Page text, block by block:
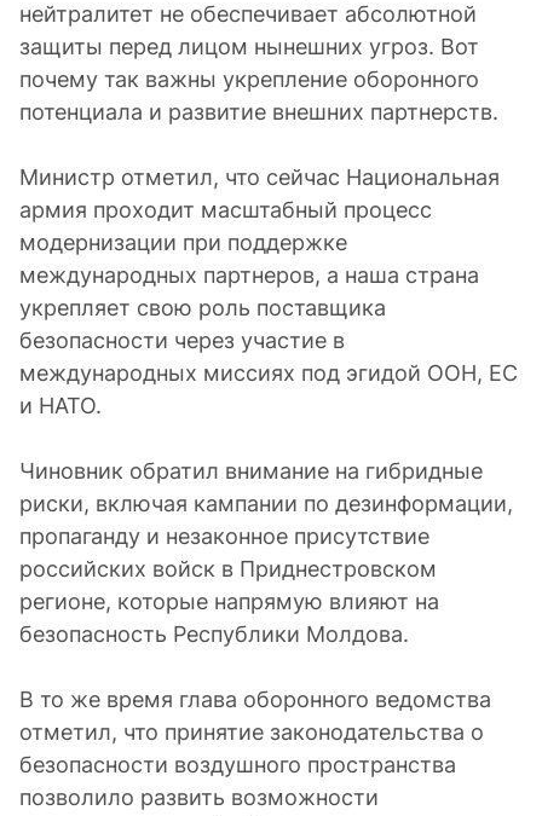
нейтралитет не обеспечивает абсолютной
защиты перед лицом нынешних угроз. Вот
почему так важны укрепление оборонного
потенциала и развитие внешних партнерств.
Министр отметил, что сейчас Национальная
армия проходит масштабный процесс
модернизации при поддержке
международных партнеров, а наша страна
укрепляет свою роль поставщика
безопасности через участие в
международных миссиях под эгидой ООН, ЕС
и НАТО.
Чиновник обратил внимание на гибридные
риски, включая кампании по дезинформации,
пропаганду и незаконное присутствие
российских войск в Приднестровском
регионе, которые напрямую влияют на
безопасность Республики Молдова.
В то же время глава оборонного ведомства
отметил, что принятие законодательства о
безопасности воздушного пространства
позволило развить возможности